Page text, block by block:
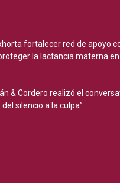
fortalecer red de apoyo
la lactancia materna en
& Cordero realizó el
silencio a la culpa”